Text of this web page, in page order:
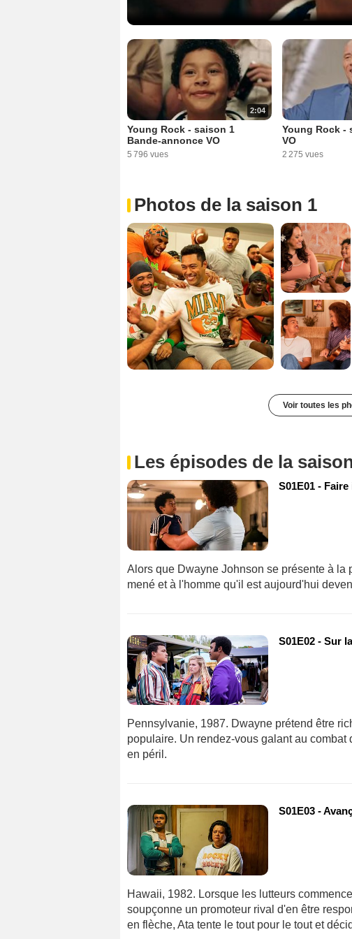
2:04
Young Rock - saison 1
Bande-annonce VO
5 796 vues
Young Rock -
VO
2 275 vues
Photos de la saison 1
Voir toutes les
Les épisodes de la
S01E01 -
Alors que Dwayne Johnson se présente à
mené et à l'homme qu'il est aujourd'hui
S01E02 - Sur
Pennsylvanie, 1987. Dwayne prétend être
populaire. Un rendez-vous galant au
en péril.
S01E03 -
Hawaii, 1982. Lorsque les lutteurs
soupçonne un promoteur rival d'en être
en flèche, Ata tente le tout pour le tout et